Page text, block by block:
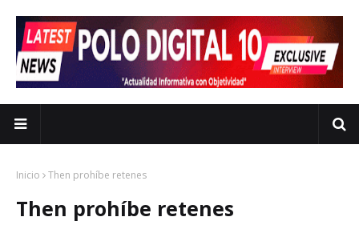
Inicio Then prohíbe retenes
Then prohíbe retenes